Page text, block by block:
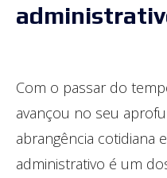
Com o passar do
avançou no seu
abrangência cotidiana
administrativo é um